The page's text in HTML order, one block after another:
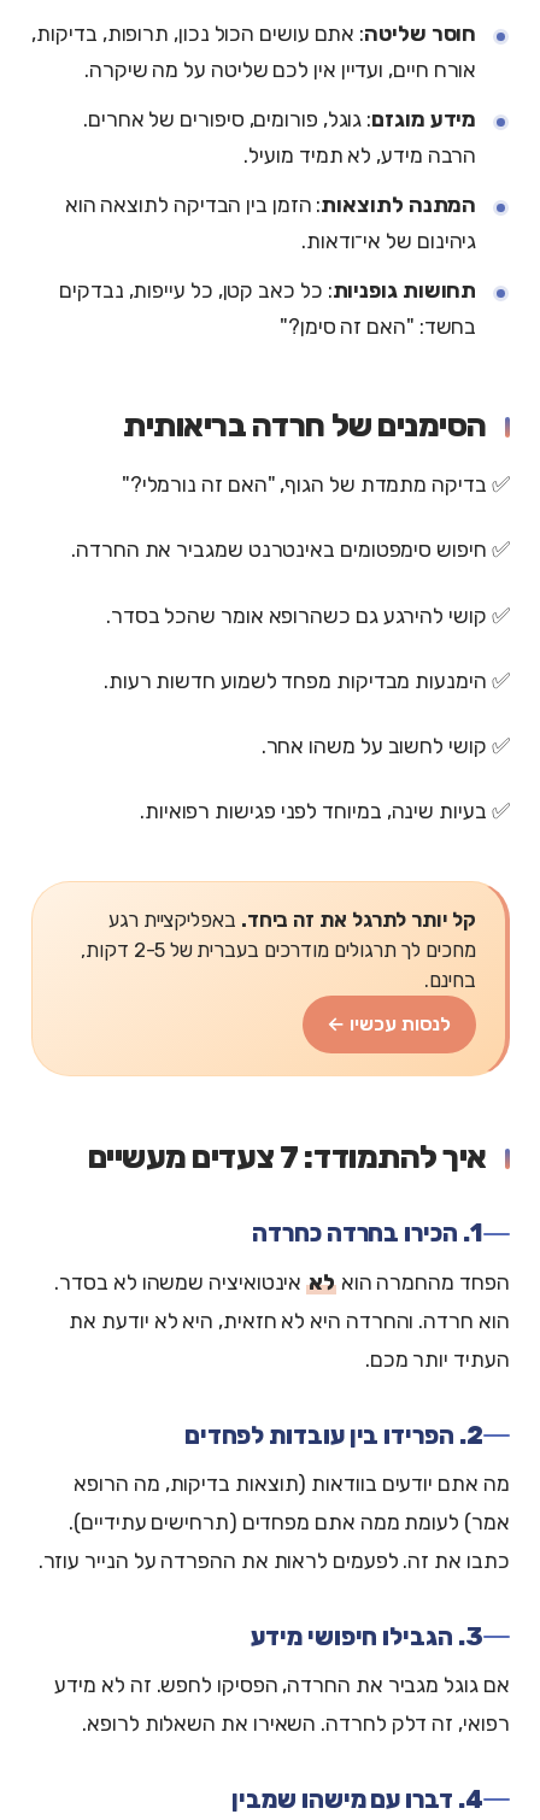
חוסר שליטה: אתם עושים הכול נכון, תרופות, בדיקות,
אורח חיים, ועדיין אין לכם שליטה על מה שיקרה.
מידע מוגזם: גוגל, פורומים, סיפורים של אחרים.
הרבה מידע, לא תמיד מועיל.
המתנה לתוצאות: הזמן בין הבדיקה לתוצאה הוא
גיהינום של אי־ודאות.
תחושות גופניות: כל כאב קטן, כל עייפות, נבדקים
בחשד: "האם זה סימן?"
הסימנים של חרדה בריאותית
✅ בדיקה מתמדת של הגוף, "האם זה נורמלי?"
✅ חיפוש סימפטומים באינטרנט שמגביר את החרדה.
✅ קושי להירגע גם כשהרופא אומר שהכל בסדר.
✅ הימנעות מבדיקות מפחד לשמוע חדשות רעות.
✅ קושי לחשוב על משהו אחר.
✅ בעיות שינה, במיוחד לפני פגישות רפואיות.
קל יותר לתרגל את זה ביחד. באפליקציית רגע
מחכים לך תרגולים מודרכים בעברית של 2-5 דקות,
בחינם.
לנסות עכשיו ←
איך להתמודד: 7 צעדים מעשיים
1. הכירו בחרדה כחרדה
הפחד מהחמרה הואלאאינטואיציה שמשהו לא בסדר.
הוא חרדה. והחרדה היא לא חזאית, היא לא יודעת את
העתיד יותר מכם.
2. הפרידו בין עובדות לפחדים
מה אתם יודעים בוודאות (תוצאות בדיקות, מה הרופא
אמר) לעומת ממה אתם מפחדים (תרחישים עתידיים).
כתבו את זה. לפעמים לראות את ההפרדה על הנייר עוזר.
3. הגבילו חיפושי מידע
אם גוגל מגביר את החרדה, הפסיקו לחפש. זה לא מידע
רפואי, זה דלק לחרדה. השאירו את השאלות לרופא.
4. דברו עם מישהו שמבין